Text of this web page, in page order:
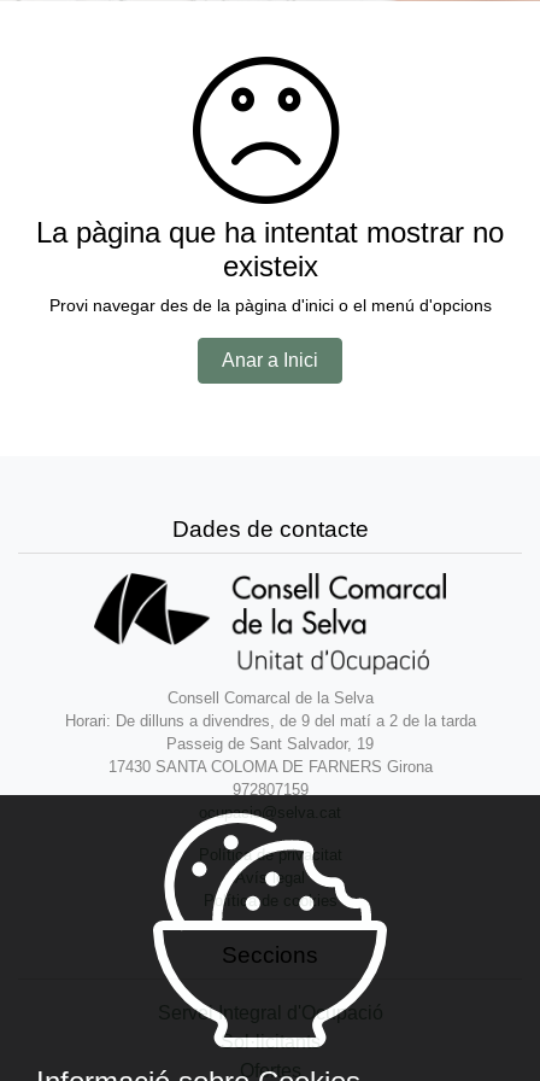
La pàgina que ha intentat mostrar no
existeix
Provi navegar des de la pàgina d'inici o el menú d'opcions
Anar a Inici
Dades de contacte
Consell Comarcal de la Selva
Horari: De dilluns a divendres, de 9 del matí a 2 de la tarda
Passeig de Sant Salvador, 19
17430 SANTA COLOMA DE FARNERS Girona
972807159
ocupacio@selva.cat
Política de privacitat
Avís legal
Política de cookies
Seccions
Servei Integral d'Ocupació
Sol·licitants
Ofertes